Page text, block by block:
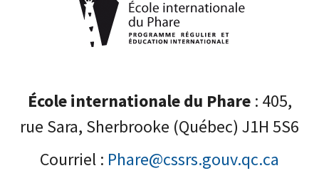
École internationale du Phare: 405,
rue Sara, Sherbrooke (Québec) J1H 5S6
Courriel : Phare@cssrs.gouv.qc.ca